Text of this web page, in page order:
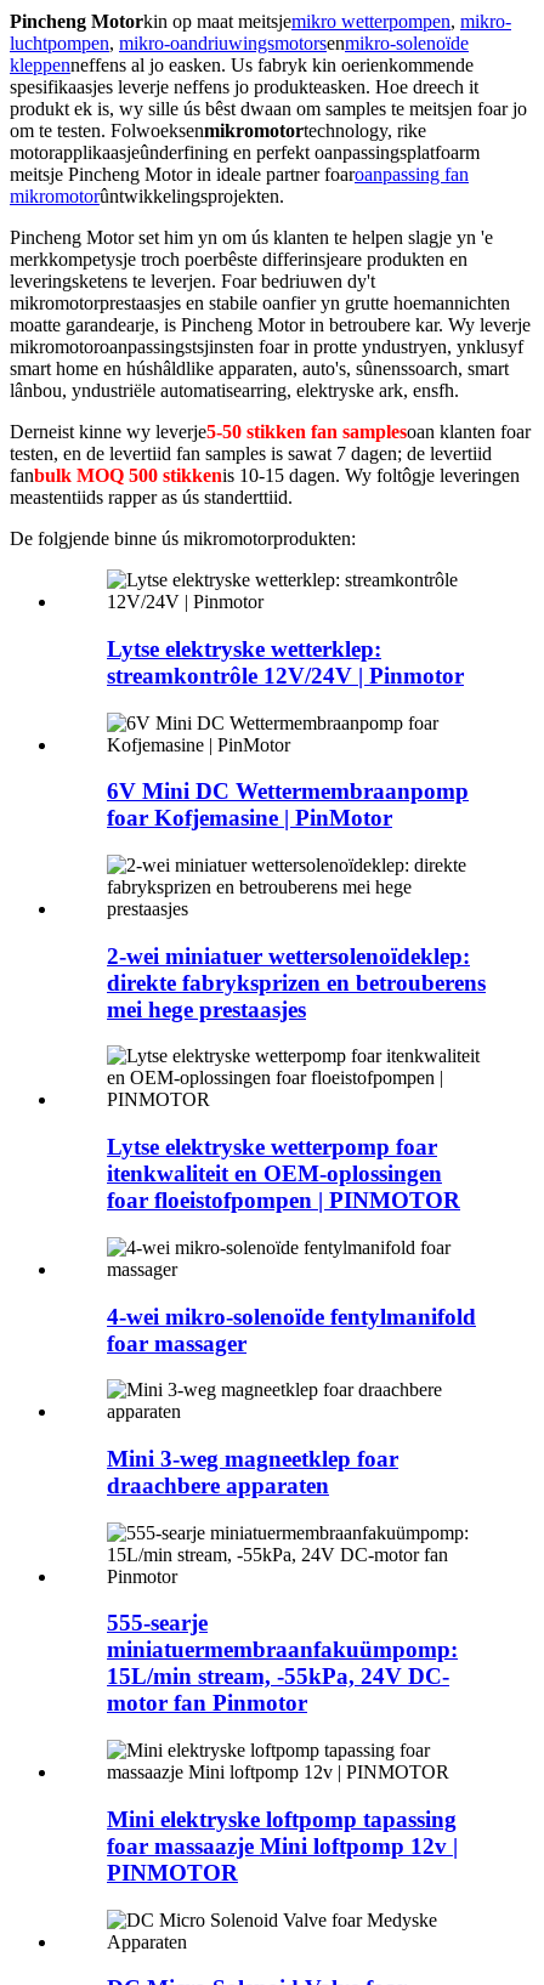
Pincheng Motorkin op maat meitsjemikro wetterpompen, mikro-
luchtpompen, mikro-oandriuwingsmotorsenmikro-solenoïde
kleppenneffens al jo easken. Us fabryk kin oerienkommende
spesifikaasjes leverje neffens jo produkteasken. Hoe dreech it
produkt ek is, wy sille ús bêst dwaan om samples te meitsjen foar jo
om te testen. Folwoeksenmikromotortechnology, rike
motorapplikaasjeûnderfining en perfekt oanpassingsplatfoarm
meitsje Pincheng Motor in ideale partner foaroanpassing fan
mikromotorûntwikkelingsprojekten.
Pincheng Motor set him yn om ús klanten te helpen slagje yn 'e
merkkompetysje troch poerbêste differinsjeare produkten en
leveringsketens te leverjen. Foar bedriuwen dy't
mikromotorprestaasjes en stabile oanfier yn grutte hoemannichten
moatte garandearje, is Pincheng Motor in betroubere kar. Wy leverje
mikromotoroanpassingstsjinsten foar in protte yndustryen, ynklusyf
smart home en húshâldlike apparaten, auto's, sûnenssoarch, smart
lânbou, yndustriële automatisearring, elektryske ark, ensfh.
Derneist kinne wy ​​leverje5-50 stikken fan samplesoan klanten foar
testen, en de levertiid fan samples is sawat 7 dagen; de levertiid
fanbulk MOQ 500 stikkenis 10-15 dagen. Wy foltôgje leveringen
meastentiids rapper as ús standerttiid.
De folgjende binne ús mikromotorprodukten:
Lytse elektryske wetterklep:
streamkontrôle 12V/24V | Pinmotor
6V Mini DC Wettermembraanpomp
foar Kofjemasine | PinMotor
2-wei miniatuer wettersolenoïdeklep:
direkte fabryksprizen en betrouberens
mei hege prestaasjes
Lytse elektryske wetterpomp foar
itenkwaliteit en OEM-oplossingen
foar floeistofpompen | PINMOTOR
4-wei mikro-solenoïde fentylmanifold
foar massager
Mini 3-weg magneetklep foar
draachbere apparaten
555-searje
miniatuermembraanfakuümpomp:
15L/min stream, -55kPa, 24V DC-
motor fan Pinmotor
Mini elektryske loftpomp tapassing
foar massaazje Mini loftpomp 12v |
PINMOTOR